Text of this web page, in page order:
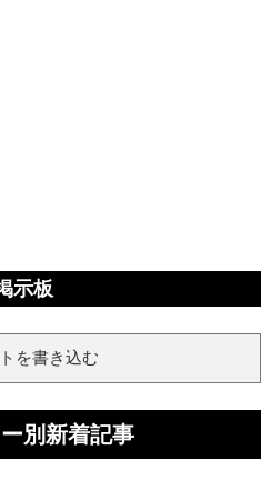
示板
を書き込む
別新着記事